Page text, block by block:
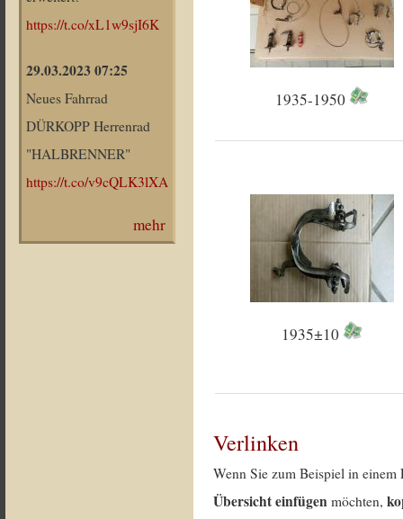
https://t.co/xL1w9sjI6K
29.03.2023 07:25
Neues Fahrrad
DÜRKOPP Herrenrad
"HALBRENNER"
https://t.co/v9cQLK3lXA
mehr
1935-1950
1935±10
Verlinken
Wenn Sie zum Beispiel in
Übersicht einfügen möchten,